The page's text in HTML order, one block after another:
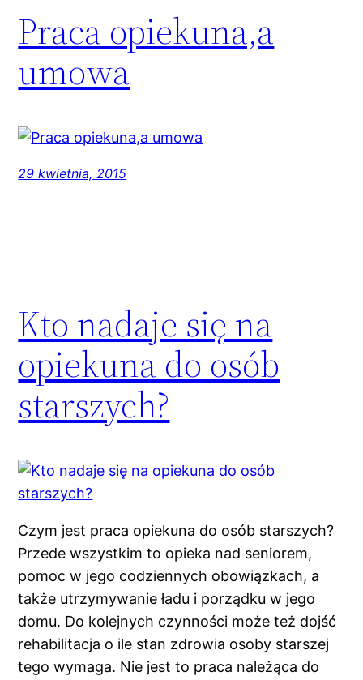
Praca opiekuna,a
umowa
29 kwietnia, 2015
Kto nadaje się na
opiekuna do osób
starszych?
Czym jest praca opiekuna do osób starszych?
Przede wszystkim to opieka nad seniorem,
pomoc w jego codziennych obowiązkach, a
także utrzymywanie ładu i porządku w jego
domu. Do kolejnych czynności może też dojść
rehabilitacja o ile stan zdrowia osoby starszej
tego wymaga. Nie jest to praca należąca do